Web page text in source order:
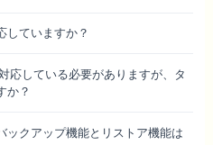
していますか？
応している必要がありますが、タ
か？
ックアップ機能とリストア機能は